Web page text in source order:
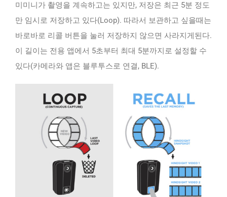
미미니가 촬영을 계속하고는 있지만, 저장은 최근 5분 정도
만 임시로 저장하고 있다(Loop). 따라서 보관하고 싶을때는
바로바로 리콜 버튼을 눌러 저장하지 않으면 사라지게된다.
이 길이는 전용 앱에서 5초부터 최대 5분까지로 설정할 수
있다(카메라와 앱은 블루투스로 연결, BLE).